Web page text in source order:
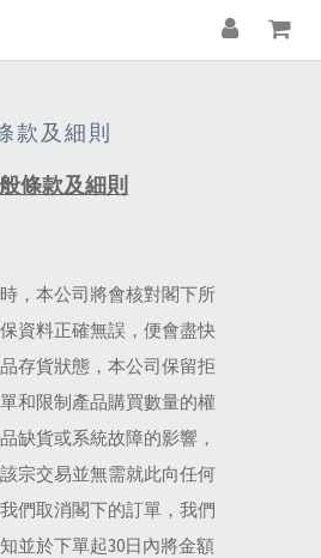
款及細則
條款及細則
，本公司將會核對閣下所
資料正確無誤，便會盡快
存貨狀態，本公司保留拒
和限制產品購買數量的權
缺貨或系統故障的影響，
宗交易並無需就此向任何
們取消閣下的訂單，我們
並於下單起30日內將金額